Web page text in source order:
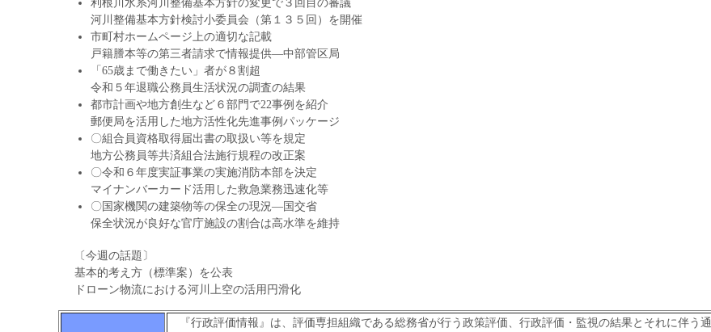
河川整備基本方針検討小委員会（第１３５回）を開催
市町村ホームページ上の適切な記載
戸籍謄本等の第三者請求で情報提供―中部管区局
「65歳まで働きたい」者が８割超
令和５年退職公務員生活状況の調査の結果
都市計画や地方創生など６部門で22事例を紹介
郵便局を活用した地方活性化先進事例パッケージ
〇組合員資格取得届出書の取扱い等を規定
地方公務員等共済組合法施行規程の改正案
〇令和６年度実証事業の実施消防本部を決定
マイナンバーカード活用した救急業務迅速化等
〇国家機関の建築物等の保全の現況―国交省
保全状況が良好な官庁施設の割合は高水準を維持
〔今週の話題〕
基本的考え方（標準案）を公表
ドローン物流における河川上空の活用円滑化
『行政評価情報』は、評価専担組織である総務省が行う政策評価、行政評価・監視の結果とそれに伴う通